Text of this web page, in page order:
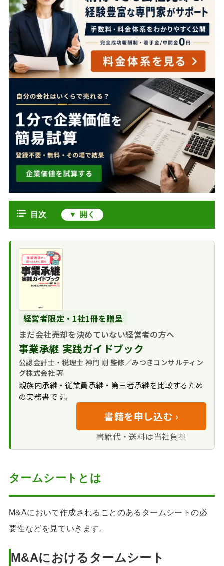
目次
タームシートのメリット・デメリッ
ト
成するデメリット
M&Aの流れとタームシート
タームシートの書き方
載内容
M&Aにおけるタームシートのまとめ
経営者限定・1社1冊を贈呈
まだ会社売却を決めていない経営者の方へ
事業承継 実践ガイドブック
公認会計士・税理士 神門 剛 監修／みつきコンサルティン
グ株式会社 著
親族内承継・従業員承継・第三者承継を比較するため
の実務書です。
書籍を申し込む ›
書籍代・送料は当社負担
タームシートとは
M&Aにおいて作成されることのあるタームシートの必
要性などを見ていきます。
M&Aにおける タームシート